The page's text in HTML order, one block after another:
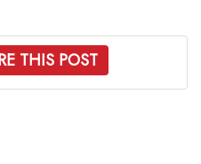
THIS POST